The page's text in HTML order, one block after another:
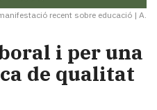
recent sobre educació | A.
i per una
de qualitat